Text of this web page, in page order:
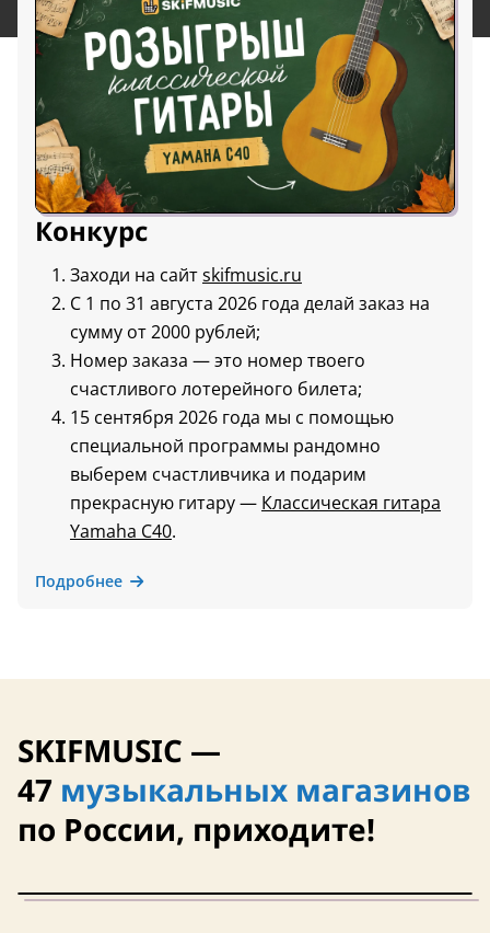
Конкурс
Заходи на сайтskifmusic.ru
С 1 по 31 августа 2026 года делай заказ на
сумму от 2000 рублей;
Номер заказа — это номер твоего
счастливого лотерейного билета;
15 сентября 2026 года мы с помощью
специальной программы рандомно
выберем счастливчика и подарим
прекрасную гитару — Классическая гитара
Yamaha C40.
Подробнее
SKIFMUSIC —
47 музыкальных магазинов
по России, приходите!